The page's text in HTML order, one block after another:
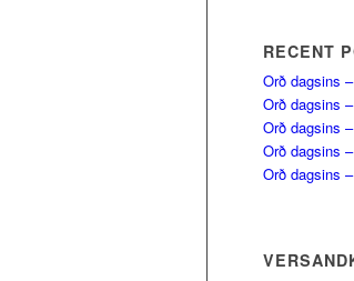
RECENT
Orð dagsins
Orð dagsins
Orð dagsins
Orð dagsins
Orð dagsins